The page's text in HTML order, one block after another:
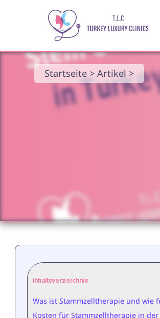
Startseite >Artikel >
Inhaltsverzeichnis
Was ist Stammzelltherapie und wie
Kosten für Stammzelltherapie in der